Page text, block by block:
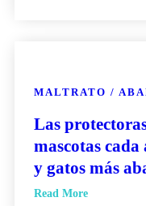
MALTRATO /
Las
mascotas cada
y gatos más
Read More